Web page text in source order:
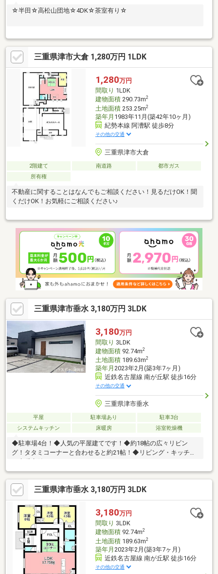
☆半田☆高松山団地☆4DK☆茶室有り☆
三重県津市大倉 1,280万円 1LDK
1,280万円
間取り 1LDK
建物面積290.73m2
土地面積253.25m2
築年月 1983年11月(築42年10ヶ月)
紀勢本線 阿漕駅 徒歩8分
その他の交通
三重県津市大倉
2階建て 南道路
都市ガス
所有権
不動産に関することはなんでもご相談ください！見るだけOK！聞
くだけOK！お気軽にご相談ください♪
三重県津市垂水 3,180万円 3LDK
3,180万円
間取り 3LDK
建物面積92.74m2
土地面積189.63m2
築年月 2023年2月(築3年7ヶ月)
近鉄名古屋線 南が丘駅 徒歩16分
その他の交通
三重県津市垂水
平屋 駐車場あり
駐車3台
システムキッチン
床暖房 浴室乾燥機
◆駐車場4台！◆人気の平屋建てです！◆約18帖の広々リビン
グ！タタミコーナーと合わせると約21帖！◆リビング・キッチン
三重県津市垂水 3,180万円 3LDK
3,180万円
間取り 3LDK
建物面積92.74m2
土地面積189.63m2
築年月 2023年2月(築3年7ヶ月)
近鉄名古屋線 南が丘駅 徒歩16分
その他の交通